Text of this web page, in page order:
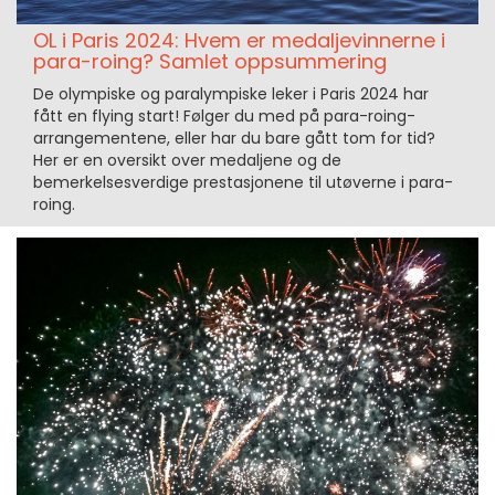
OL i Paris 2024: Hvem er medaljevinnerne i
para-roing? Samlet oppsummering
De olympiske og paralympiske leker i Paris 2024 har
fått en flying start! Følger du med på para-roing-
arrangementene, eller har du bare gått tom for tid?
Her er en oversikt over medaljene og de
bemerkelsesverdige prestasjonene til utøverne i para-
roing.